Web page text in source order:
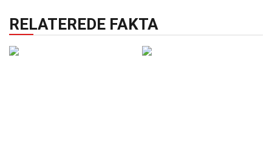
RELATEREDE FAKTA